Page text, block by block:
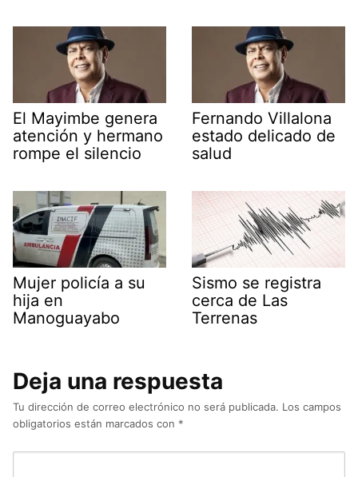
El Mayimbe genera
atención y hermano
rompe el silencio
Fernando Villalona
estado delicado de
salud
Mujer policía a su
hija en
Manoguayabo
Sismo se registra
cerca de Las
Terrenas
Deja una respuesta
Tu dirección de correo electrónico no será publicada. Los campos
obligatorios están marcados con *